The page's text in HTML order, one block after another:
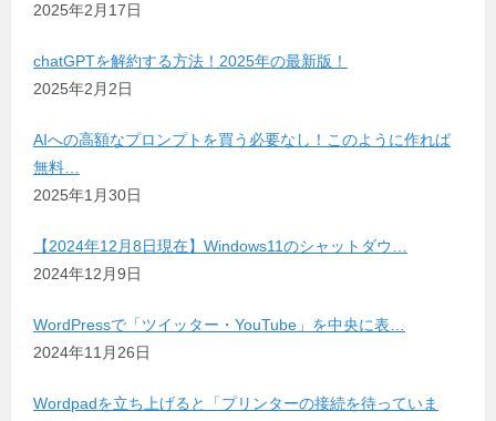
2025年2月17日
chatGPTを解約する方法！2025年の最新版！
2025年2月2日
AIへの高額なプロンプトを買う必要なし！このように作れば
無料…
2025年1月30日
【2024年12月8日現在】Windows11のシャットダウ…
2024年12月9日
WordPressで「ツイッター・YouTube」を中央に表…
2024年11月26日
Wordpadを立ち上げると「プリンターの接続を待っていま